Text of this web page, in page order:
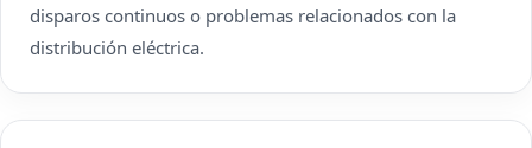
disparos continuos o problemas relacionados con la
distribución eléctrica.